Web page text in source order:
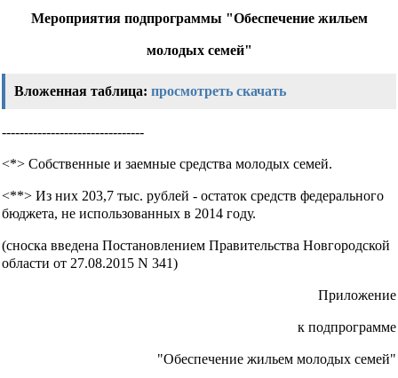
Мероприятия подпрограммы "Обеспечение жильем
молодых семей"
Вложенная таблица: просмотреть скачать
--------------------------------
<*> Собственные и заемные средства молодых семей.
<**> Из них 203,7 тыс. рублей - остаток средств федерального
бюджета, не использованных в 2014 году.
(сноска введена Постановлением Правительства Новгородской
области от 27.08.2015 N 341)
Приложение
к подпрограмме
"Обеспечение жильем молодых семей"